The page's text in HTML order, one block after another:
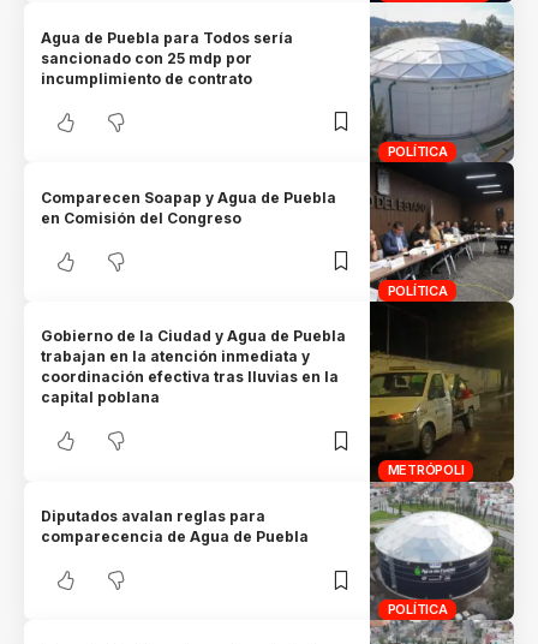
POLÍTICA
Agua de Puebla para Todos sería
sancionado con 25 mdp por
incumplimiento de contrato
POLÍTICA
Comparecen Soapap y Agua de Puebla
en Comisión del Congreso
METRÓPOLI
Gobierno de la Ciudad y Agua de Puebla
trabajan en la atención inmediata y
coordinación efectiva tras lluvias en la
capital poblana
POLÍTICA
Diputados avalan reglas para
comparecencia de Agua de Puebla